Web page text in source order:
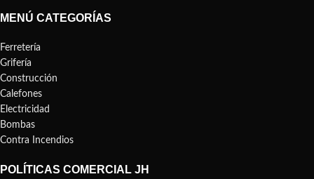
MENÚ CATEGORÍAS
Ferretería
Grifería
Construcción
Calefones
Electricidad
Bombas
Contra Incendios
POLÍTICAS COMERCIAL JH